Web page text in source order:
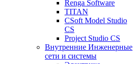
Renga Software
TITAN
CSoft Model Studio
CS
Project Studio CS
Внутренние Инженерные
сети и системы